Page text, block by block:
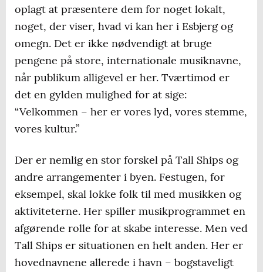
oplagt at præsentere dem for noget lokalt,
noget, der viser, hvad vi kan her i Esbjerg og
omegn. Det er ikke nødvendigt at bruge
pengene på store, internationale musiknavne,
når publikum alligevel er her. Tværtimod er
det en gylden mulighed for at sige:
“Velkommen – her er vores lyd, vores stemme,
vores kultur.”
Der er nemlig en stor forskel på Tall Ships og
andre arrangementer i byen. Festugen, for
eksempel, skal lokke folk til med musikken og
aktiviteterne. Her spiller musikprogrammet en
afgørende rolle for at skabe interesse. Men ved
Tall Ships er situationen en helt anden. Her er
hovednavnene allerede i havn – bogstaveligt